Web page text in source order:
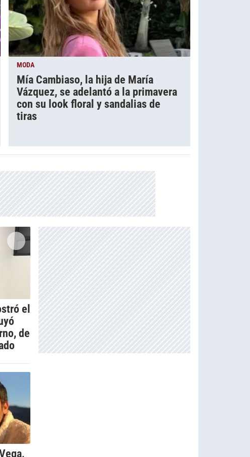
MODA
Mía Cambiaso, la hija de María
Vázquez, se adelantó a la primavera
con su look floral y sandalias de
tiras
el
de